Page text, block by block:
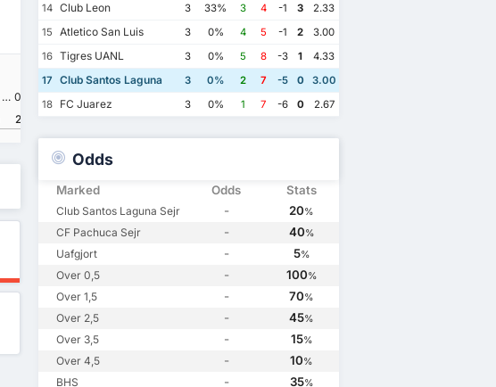
Club Santos Laguna 0
2
19/09/2023
CF Pachuca
3
07/05/2023
CF Pachuca
4
10/04/2023
14 Club Leon 3 33% 3 4 -1 3
2.33
15
Atletico San Luis 3 0% 4 5 -1 2
3.00
16 Tigres UANL 3 0% 5 8 -3 1
4.33
17
Club Santos Laguna 3 0% 2 7 -5 0
3.00
18
FC Juarez 3 0% 1 7 -6 0 2.67
Odds
Marked Odds Stats
Club Santos Laguna Sejr - 20%
CF Pachuca Sejr - 40%
Uafgjort - 5%
Over 0,5 - 100%
Over 1,5 - 70%
Over 2,5 - 45%
Over 3,5 - 15%
Over 4,5 - 10%
BHS - 35%